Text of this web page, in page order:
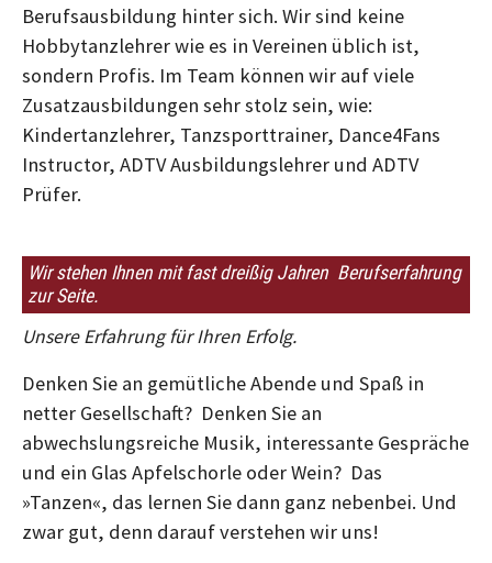
Berufsausbildung hinter sich. Wir sind keine
Hobbytanzlehrer wie es in Vereinen üblich ist,
sondern Profis. Im Team können wir auf viele
Zusatzausbildungen sehr stolz sein, wie:
Kindertanzlehrer, Tanzsporttrainer, Dance4Fans
Instructor, ADTV Ausbildungslehrer und ADTV
Prüfer.
Wir stehen Ihnen mit fast dreißig Jahren Berufserfahrung
zur Seite.
Unsere Erfahrung für Ihren Erfolg.
Denken Sie an gemütliche Abende und Spaß in
netter Gesellschaft? Denken Sie an
abwechslungsreiche Musik, interessante Gespräche
und ein Glas Apfelschorle oder Wein? Das
»Tanzen«, das lernen Sie dann ganz nebenbei. Und
zwar gut, denn darauf verstehen wir uns!